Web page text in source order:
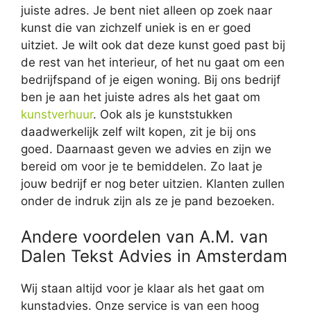
juiste adres. Je bent niet alleen op zoek naar
kunst die van zichzelf uniek is en er goed
uitziet. Je wilt ook dat deze kunst goed past bij
de rest van het interieur, of het nu gaat om een
bedrijfspand of je eigen woning. Bij ons bedrijf
ben je aan het juiste adres als het gaat om
kunstverhuur. Ook als je kunststukken
daadwerkelijk zelf wilt kopen, zit je bij ons
goed. Daarnaast geven we advies en zijn we
bereid om voor je te bemiddelen. Zo laat je
jouw bedrijf er nog beter uitzien. Klanten zullen
onder de indruk zijn als ze je pand bezoeken.
Andere voordelen van A.M. van
Dalen Tekst Advies in Amsterdam
Wij staan altijd voor je klaar als het gaat om
kunstadvies. Onze service is van een hoog